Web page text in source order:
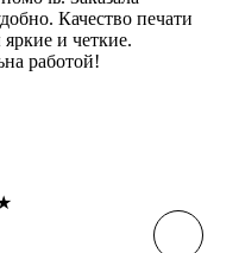
Качество печати
и четкие.
работой!